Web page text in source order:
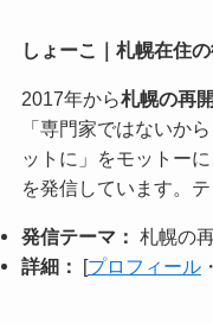
しょーこ｜札幌在住
2017年から札幌の再
「専門家ではないか
ットに」をモットー
を発信しています。
発信テーマ： 札幌の
詳細：
[プロフィール・